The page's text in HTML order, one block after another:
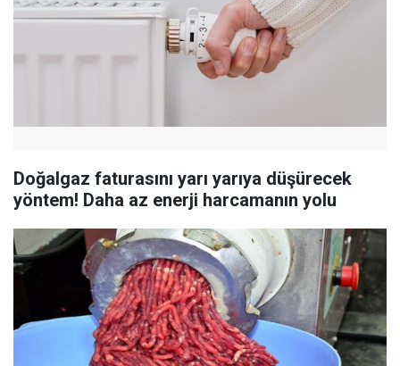
Doğalgaz faturasını yarı yarıya düşürecek
yöntem! Daha az enerji harcamanın yolu